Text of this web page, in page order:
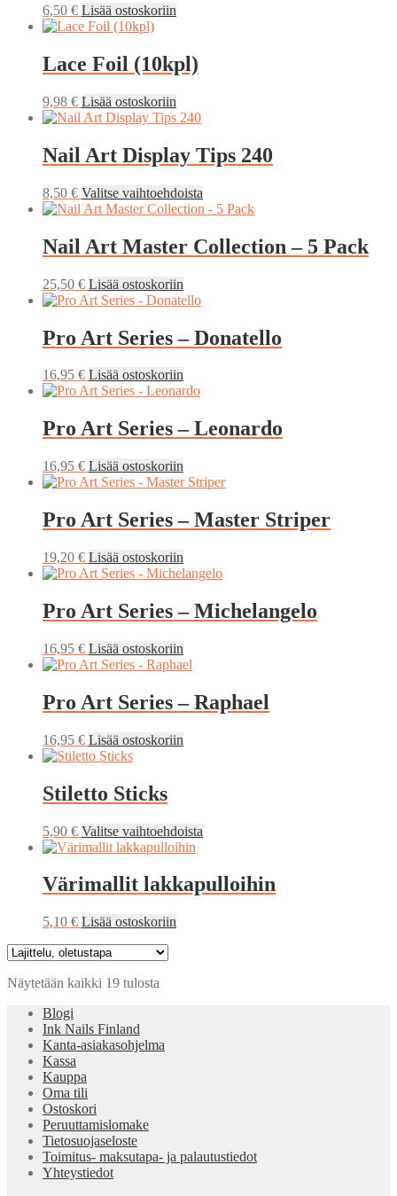
6,50 € Lisää ostoskoriin
Lace Foil (10kpl)
9,98 € Lisää ostoskoriin
Nail Art Display Tips 240
8,50 € Valitse vaihtoehdoista
tuotteella
useampi
muunnelma.
sivulla.
Nail Art Master Collection – 5 Pack
25,50 € Lisää ostoskoriin
Pro Art Series – Donatello
16,95 € Lisää ostoskoriin
Pro Art Series – Leonardo
16,95 € Lisää ostoskoriin
Pro Art Series – Master Striper
19,20 € Lisää ostoskoriin
Pro Art Series – Michelangelo
16,95 € Lisää ostoskoriin
Pro Art Series – Raphael
16,95 € Lisää ostoskoriin
Stiletto Sticks
5,90 € Valitse vaihtoehdoista
useampi
muunnelma.
Värimallit lakkapulloihin
5,10 € Lisää ostoskoriin
Näytetään kaikki 19 tulosta
Blogi
Ink Nails Finland
Kanta-asiakasohjelma
Kassa
Kauppa
Oma tili
Ostoskori
Peruuttamislomake
Tietosuojaseloste
Toimitus- maksutapa- ja palautustiedot
Yhteystiedot